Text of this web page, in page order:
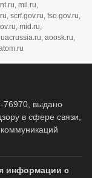
mil.ru,
scrf.gov.ru, fso.gov.ru,
mid.ru,
aoosk.ru,
выдано
в сфере связи,
информации с